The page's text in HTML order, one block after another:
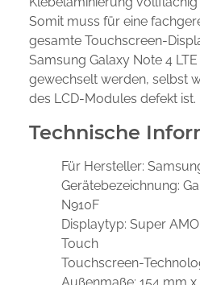
Somit muss für eine
gesamte Touchscreen-
Samsung Galaxy Note 4
gewechselt werden, selbst
des LCD-Modules defekt ist.
Technische
Für Hersteller:
Gerätebezeichnung:
N910F
Displaytyp: Super
Touch
Touchscreen-